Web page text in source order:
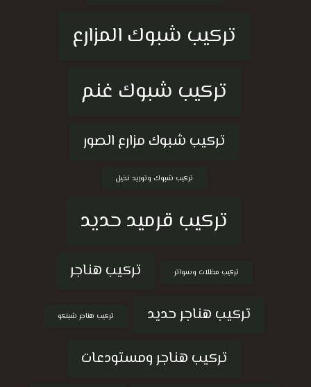
تركيب شبوك المزارع
تركيب شبوك غنم
تركيب شبوك مزارع الصور
تركيب شبوك وتوريد نخيل
تركيب قرميد حديد
تركيب مظلات وسواتر
تركيب هناجر
تركيب هناجر حديد
تركيب هناجر شينكو
تركيب هناجر ومستودعات